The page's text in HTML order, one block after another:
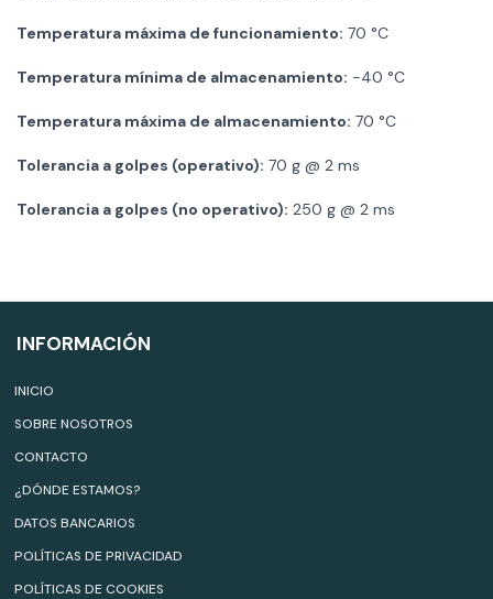
Temperatura máxima de funcionamiento: 70 °C
Temperatura mínima de almacenamiento: -40 °C
Temperatura máxima de almacenamiento: 70 °C
Tolerancia a golpes (operativo): 70 g @ 2 ms
Tolerancia a golpes (no operativo): 250 g @ 2 ms
INFORMACIÓN
INICIO
SOBRE NOSOTROS
CONTACTO
¿DÓNDE ESTAMOS?
DATOS BANCARIOS
POLÍTICAS DE PRIVACIDAD
POLÍTICAS DE COOKIES